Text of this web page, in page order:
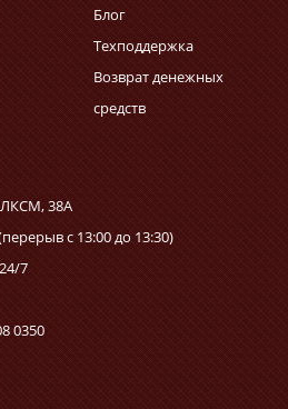
Блог
Техподдержка
Возврат денежных
средств
38А
с 13:00 до 13:30)
7
0350